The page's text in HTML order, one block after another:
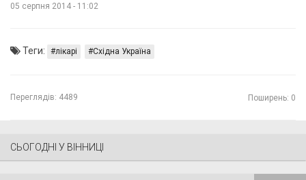
05 серпня 2014 - 11:02
Теги: лікарі Східна Україна
Переглядів: 4489 Поширень: 0
СЬОГОДНІ У ВІННИЦІ